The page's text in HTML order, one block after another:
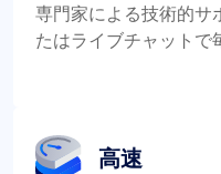
専門家による技術的サ
たはライブチャットで
高速